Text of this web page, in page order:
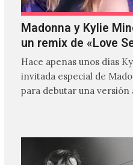
Madonna y Kylie
un remix de «Love
Hace apenas unos días
invitada especial de
para debutar una